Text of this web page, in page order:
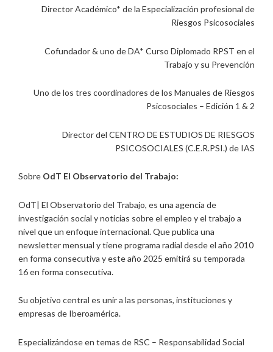
Director Académico* de la Especialización profesional de
Riesgos Psicosociales
Cofundador & uno de DA* Curso Diplomado RPST en el
Trabajo y su Prevención
Uno de los tres coordinadores de los Manuales de Riesgos
Psicosociales – Edición 1 & 2
Director del CENTRO DE ESTUDIOS DE RIESGOS
PSICOSOCIALES (C.E.R.PSI.) de IAS
Sobre OdT El Observatorio del Trabajo:
OdT| El Observatorio del Trabajo, es una agencia de
investigación social y noticias sobre el empleo y el trabajo a
nivel que un enfoque internacional. Que publica una
newsletter mensual y tiene programa radial desde el año 2010
en forma consecutiva y este año 2025 emitirá su temporada
16 en forma consecutiva.
Su objetivo central es unir a las personas, instituciones y
empresas de Iberoamérica.
Especializándose en temas de RSC – Responsabilidad Social